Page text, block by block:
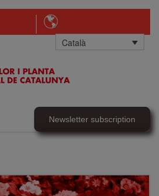
Català
Newsletter subscription